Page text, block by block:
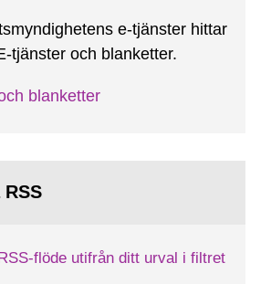
e-tjänster hittar
tjänster och blanketter.
blanketter
flöde utifrån ditt urval i filtret